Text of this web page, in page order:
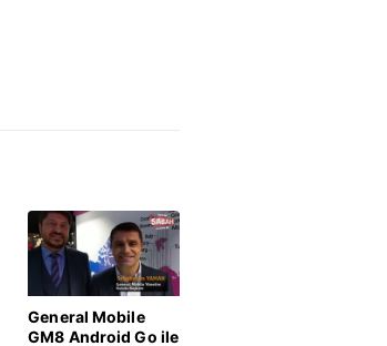
General Mobile
GM8 Android Go ile